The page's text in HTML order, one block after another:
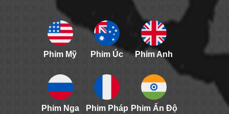
Phim Mỹ Phim Úc Phim Anh
Phim Nga Phim Pháp Phim Ấn Độ